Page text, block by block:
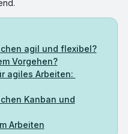
agil und flexibel?
Vorgehen?
agiles Arbeiten:
Kanban und
Arbeiten